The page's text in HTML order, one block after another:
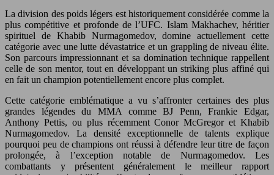
La division des poids légers est historiquement considérée comme la
plus compétitive et profonde de l’UFC. Islam Makhachev, héritier
spirituel de Khabib Nurmagomedov, domine actuellement cette
catégorie avec une lutte dévastatrice et un grappling de niveau élite.
Son parcours impressionnant et sa domination technique rappellent
celle de son mentor, tout en développant un striking plus affiné qui
en fait un champion potentiellement encore plus complet.
Cette catégorie emblématique a vu s’affronter certaines des plus
grandes légendes du MMA comme BJ Penn, Frankie Edgar,
Anthony Pettis, ou plus récemment Conor McGregor et Khabib
Nurmagomedov. La densité exceptionnelle de talents explique
pourquoi peu de champions ont réussi à défendre leur titre de façon
prolongée, à l’exception notable de Nurmagomedov. Les
combattants y présentent généralement le meilleur rapport